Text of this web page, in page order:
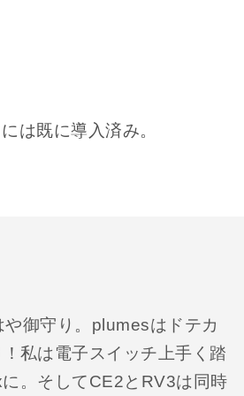
は既に導入済み。
御守り。plumesはドテカ
私は電子スイッチ上手く踏
。そしてCE2とRV3は同時